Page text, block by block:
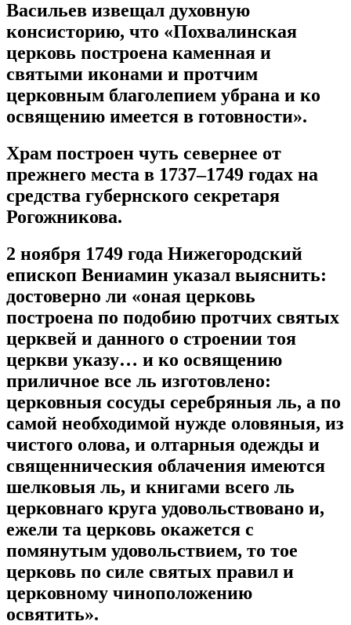
Васильев извещал духовную
консисторию, что «Похвалинская
церковь построена каменная и
святыми иконами и протчим
церковным благолепием убрана и ко
освящению имеется в готовности».
Храм построен чуть севернее от
прежнего места в 1737–1749 годах на
средства губернского секретаря
Рогожникова.
2 ноября 1749 года Нижегородский
епископ Вениамин указал выяснить:
достоверно ли «оная церковь
построена по подобию протчих святых
церквей и данного о строении тоя
церкви указу… и ко освящению
приличное все ль изготовлено:
церковныя сосуды серебряныя ль, а по
самой необходимой нужде оловяныя, из
чистого олова, и олтарныя одежды и
священническия облачения имеются
шелковыя ль, и книгами всего ль
церковнаго круга удовольствовано и,
ежели та церковь окажется с
помянутым удовольствием, то тое
церковь по силе святых правил и
церковному чиноположению
освятить».